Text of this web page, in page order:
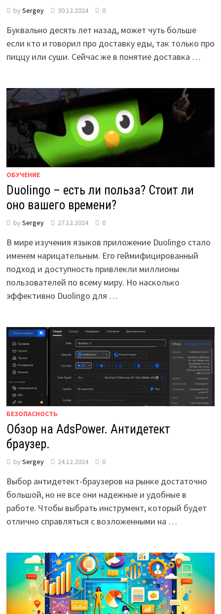
by Sergey 30.12.2024 0
Буквально десять лет назад, может чуть больше
если кто и говорил про доставку еды, так только про
пиццу или суши. Сейчас же в понятие доставка …
ОБУЧЕНИЕ
Duolingo – есть ли польза? Стоит ли
оно вашего времени?
by Sergey 27.12.2024 0
В мире изучения языков приложение Duolingo стало
именем нарицательным. Его геймифицированный
подход и доступность привлекли миллионы
пользователей по всему миру. Но насколько
эффективно Duolingo для …
БЕЗОПАСНОСТЬ
Обзор на AdsPower. Антидетект
браузер.
by Sergey 24.12.2024 0
Выбор антидетект-браузеров на рынке достаточно
большой, но не все они надежные и удобные в
работе. Чтобы выбрать инструмент, который будет
отлично справляться с возложенными на …